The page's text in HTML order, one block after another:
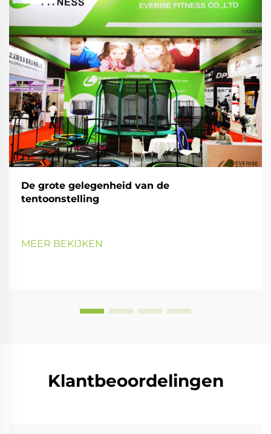
De grote gelegenheid van de
tentoonstelling
MEER BEKIJKEN
Klantbeoordelingen